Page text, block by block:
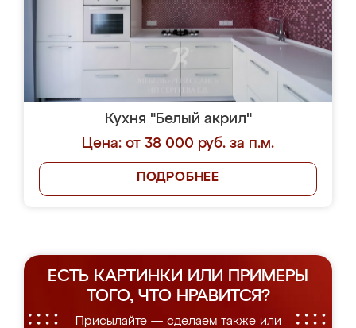
Кухня "Белый акрил"
Цена: от 38 000 руб. за п.м.
ПОДРОБНЕЕ
ЕСТЬ КАРТИНКИ ИЛИ ПРИМЕРЫ
ТОГО, ЧТО НРАВИТСЯ?
Присылайте — сделаем также или